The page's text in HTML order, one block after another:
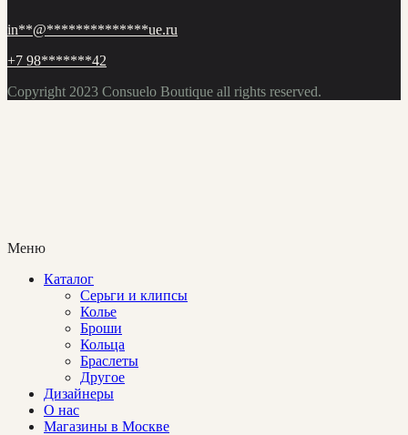
in**@**************ue.ru
+7 98*******42
Copyright 2023 Consuelo Boutique all rights reserved.
Меню
Каталог
Cерьги и клипсы
Колье
Броши
Кольца
Браслеты
Другое
Дизайнеры
О нас
Магазины в Москве